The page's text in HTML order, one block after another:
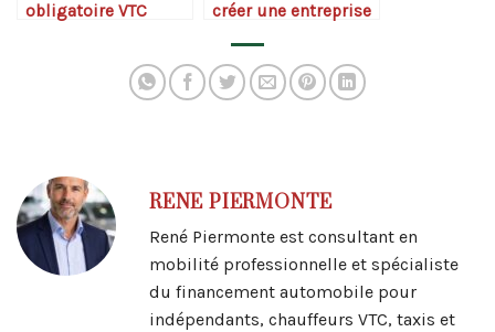
obligatoire VTC
créer une entreprise
RENE PIERMONTE
René Piermonte est consultant en
mobilité professionnelle et spécialiste
du financement automobile pour
indépendants, chauffeurs VTC, taxis et